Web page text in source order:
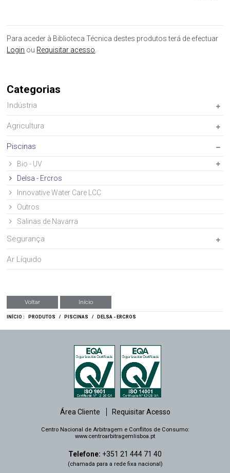
Para aceder à Biblioteca Técnica destes produtos terá de efectuar
Login ou Requisitar acesso
Categorias
Indústria
Agricultura
Piscinas
Bio - UV
Delsa - Ercros
Innovative Water Care LCC
Outros
Salinas de Navarra
Segurança
Ar Líquido
Voltar Início
INÍCIO : PRODUTOS / PISCINAS / DELSA - ERCROS
Telefone: +351 21 444 71 40
(chamada para a rede fixa nacional)
Área Cliente Requisitar Acesso
Centro Nacional de Arbitragem e Conflitos de Consumo:
www.centroarbitragemlisboa.pt